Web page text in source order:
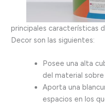
principales características
Decor son las siguientes:
Posee una alta
del material
Aporta una
espacios en los